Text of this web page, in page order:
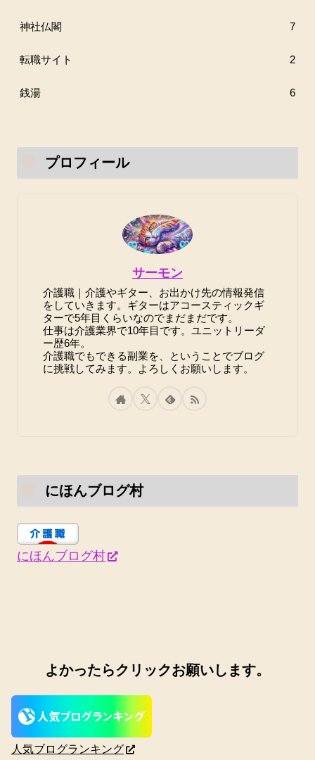
神社仏閣 7
転職サイト 2
銭湯 6
プロフィール
サーモン
介護職｜介護やギター、お出かけ先の情報発信
をしていきます。ギターはアコースティックギ
ターで5年目くらいなのでまだまだです。
仕事は介護業界で10年目です。ユニットリーダ
ー歴6年。
介護職でもできる副業を、ということでブログ
に挑戦してみます。よろしくお願いします。
にほんブログ村
にほんブログ村
よかったらクリックお願いします。
人気ブログランキング